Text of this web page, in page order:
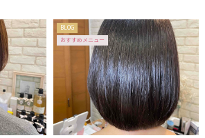
BLOG
おすすめメニュー